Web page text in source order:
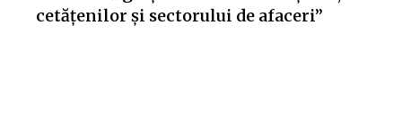
cetățenilor și sectorului de afaceri”